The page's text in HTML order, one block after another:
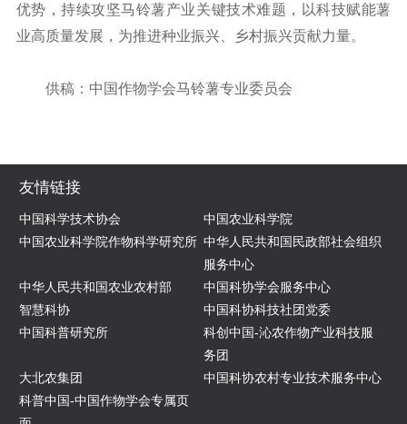
优势，持续攻坚马铃薯产业关键技术难题，以科技赋能薯
业高质量发展，为推进种业振兴、乡村振兴贡献力量。
供稿：中国作物学会马铃薯专业委员会
友情链接
中国科学技术协会
中国农业科学院
中国农业科学院作物科学研究所 中华人民共和国民政部社会组织
服务中心
中华人民共和国农业农村部
中国科协学会服务中心
智慧科协
中国科协科技社团党委
中国科普研究所
科创中国-沁农作物产业科技服
务团
大北农集团
中国科协农村专业技术服务中心
科普中国-中国作物学会专属页